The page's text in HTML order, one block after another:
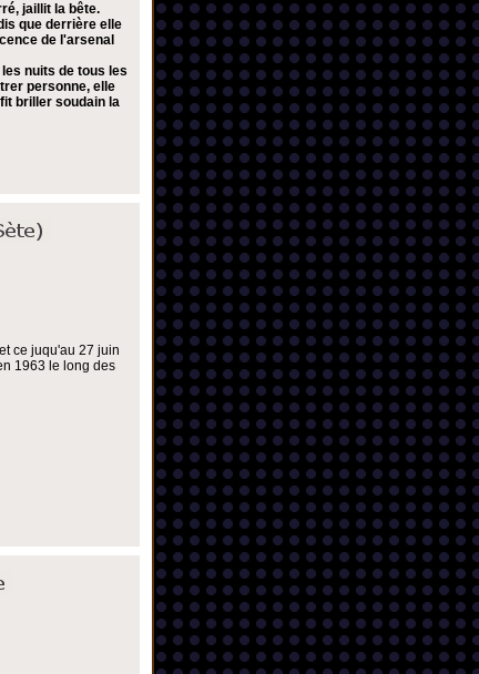
jaillit la bête.
que derrière elle
de l'arsenal
nuits de tous les
personne, elle
briller soudain la
ce juqu'au 27 juin
1963 le long des